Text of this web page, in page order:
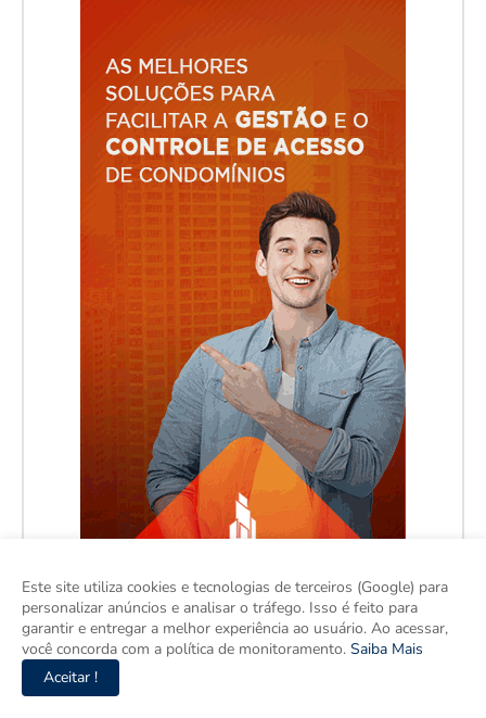
Este site utiliza cookies e tecnologias de terceiros (Google) para
personalizar anúncios e analisar o tráfego. Isso é feito para
garantir e entregar a melhor experiência ao usuário. Ao acessar,
você concorda com a política de monitoramento. Saiba Mais
Aceitar !